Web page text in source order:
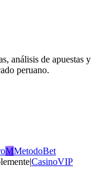
análisis de apuestas y
peruano.
MMetodoBet
|CasinoVIP